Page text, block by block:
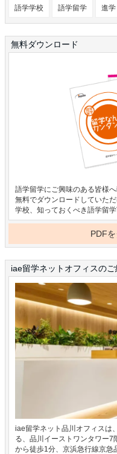
語学学校 語学留学 進学
無料ダウンロード
語学留学にご興味のある皆様
無料でダウンロードしていた
学校、知っておくべき語学留
PDF
iae留学ネットオフィスのご
iae留学ネット品川オフィスは
る、品川イーストワンタワー7
から徒歩1分、京浜急行線京急